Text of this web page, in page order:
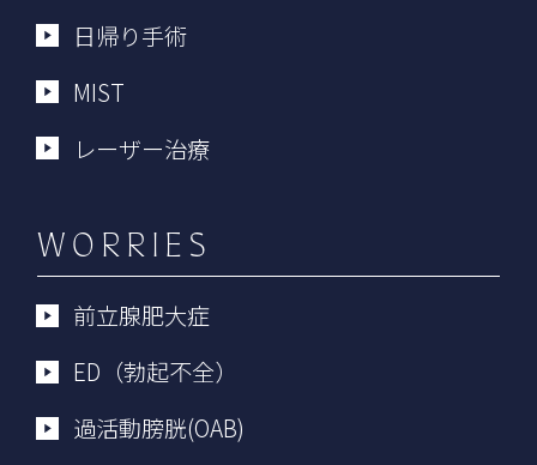
日帰り手術
MIST
レーザー治療
WORRIES
前立腺肥大症
ED（勃起不全）
過活動膀胱(OAB)